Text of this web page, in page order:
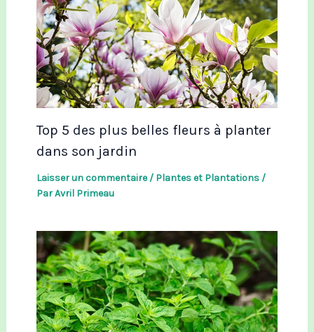
Top 5 des plus belles fleurs à planter
dans son jardin
Laisser un commentaire / Plantes et Plantations/
ParAvril Primeau